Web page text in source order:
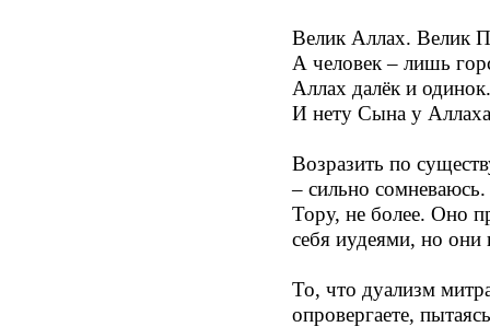
Велик Аллах. Велик
А человек – лишь
Аллах далёк и одинок.
И нету Сына у
Возразить по
– сильно
Тору, не более. Оно
себя иудеями, но они
То, что дуализм
опровергаете,